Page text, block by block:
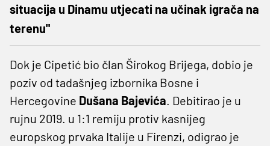
situacija u Dinamu utjecati na učinak igrača na
terenu"
Dok je Cipetić bio član Širokog Brijega, dobio je
poziv od tadašnjeg izbornika Bosne i
Hercegovine Dušana Bajevića . Debitirao je u
rujnu 2019. u 1:1 remiju protiv kasnijeg
europskog prvaka Italije u Firenzi, odigrao je